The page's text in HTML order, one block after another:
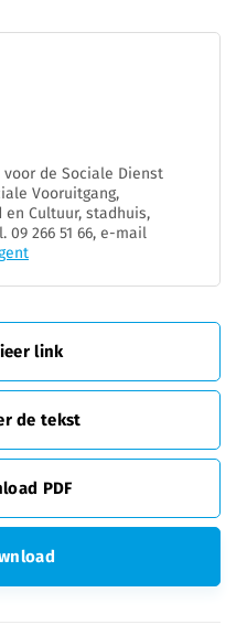
de Sociale Dienst
Vooruitgang,
en Cultuur, stadhuis,
09 266 51 66, e-mail
link
de tekst
PDF